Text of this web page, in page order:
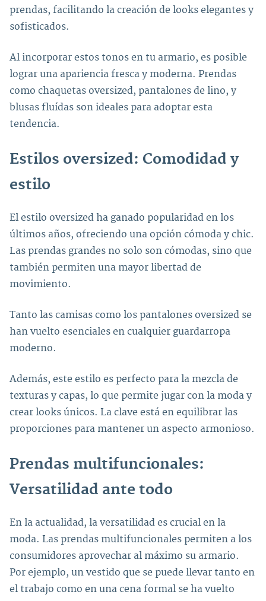
prendas, facilitando la creación de looks elegantes y
sofisticados.
Al incorporar estos tonos en tu armario, es posible
lograr una apariencia fresca y moderna. Prendas
como chaquetas oversized, pantalones de lino, y
blusas fluídas son ideales para adoptar esta
tendencia.
Estilos oversized: Comodidad y
estilo
El estilo oversized ha ganado popularidad en los
últimos años, ofreciendo una opción cómoda y chic.
Las prendas grandes no solo son cómodas, sino que
también permiten una mayor libertad de
movimiento.
Tanto las camisas como los pantalones oversized se
han vuelto esenciales en cualquier guardarropa
moderno.
Además, este estilo es perfecto para la mezcla de
texturas y capas, lo que permite jugar con la moda y
crear looks únicos. La clave está en equilibrar las
proporciones para mantener un aspecto armonioso.
Prendas multifuncionales:
Versatilidad ante todo
En la actualidad, la versatilidad es crucial en la
moda. Las prendas multifuncionales permiten a los
consumidores aprovechar al máximo su armario.
Por ejemplo, un vestido que se puede llevar tanto en
el trabajo como en una cena formal se ha vuelto